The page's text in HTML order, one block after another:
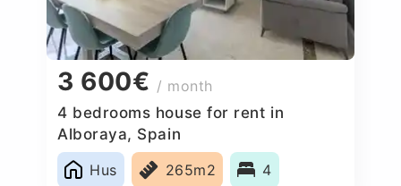
3 600€ / month
4 bedrooms house for rent in
Alboraya, Spain
Hus
265m2 4